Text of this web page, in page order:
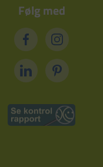
Følg med